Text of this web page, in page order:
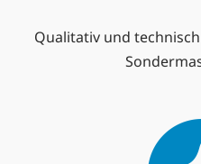
Qualitativ und